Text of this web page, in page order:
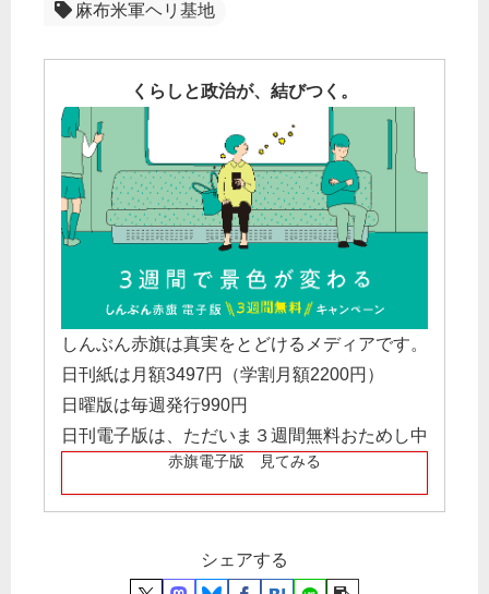
麻布米軍ヘリ基地
くらしと政治が、結びつく。
しんぶん赤旗は真実をとどけるメディアです。
日刊紙は月額3497円（学割月額2200円）
日曜版は毎週発行990円
日刊電子版は、ただいま３週間無料おためし中
赤旗電子版 見てみる
シェアする